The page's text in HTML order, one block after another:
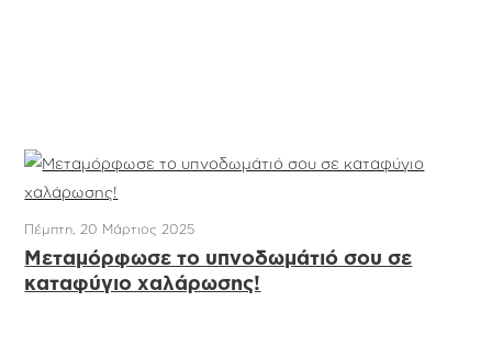
Πέμπτη, 20 Μάρτιος 2025
Μεταμόρφωσε το υπνοδωμάτιό σου σε
καταφύγιο χαλάρωσης!